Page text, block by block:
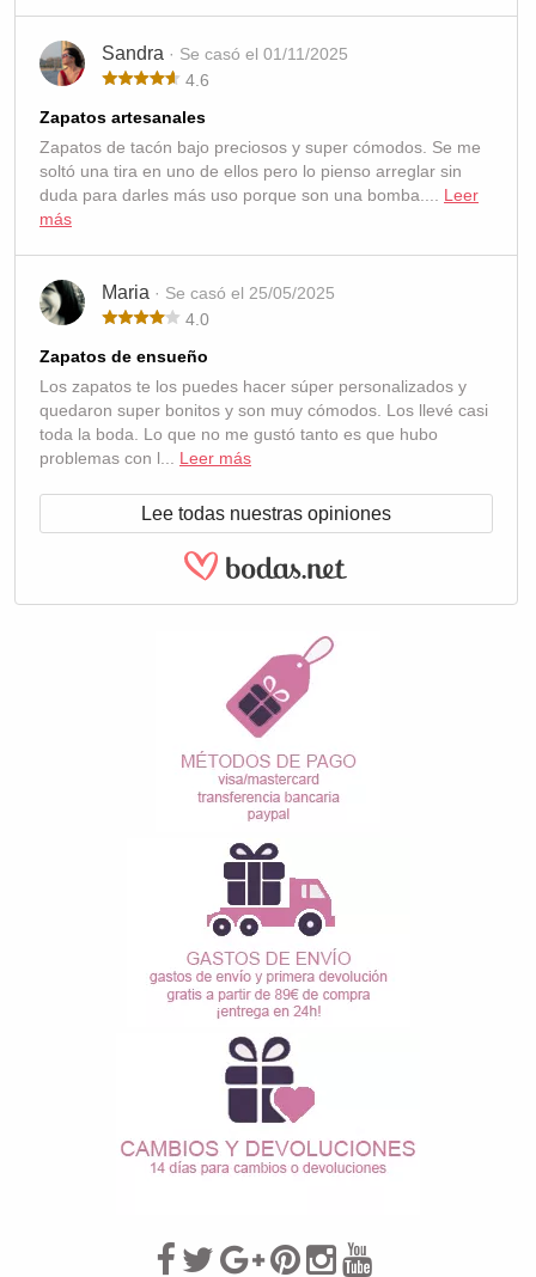
Sandra · Se casó el 01/11/2025
4.6
Zapatos artesanales
Zapatos de tacón bajo preciosos y super cómodos. Se me
soltó una tira en uno de ellos pero lo pienso arreglar sin
duda para darles más uso porque son una bomba.... Leer
más
Maria · Se casó el 25/05/2025
4.0
Zapatos de ensueño
Los zapatos te los puedes hacer súper personalizados y
quedaron super bonitos y son muy cómodos. Los llevé casi
toda la boda. Lo que no me gustó tanto es que hubo
problemas con l... Leer más
Lee todas nuestras opiniones